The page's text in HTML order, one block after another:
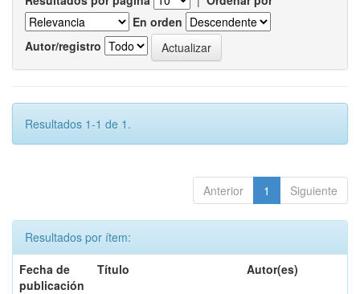
En orden
Autor/registro
Resultados 1-1 de 1.
Anterior 1 Siguiente
Resultados por ítem:
Fecha de
publicación
Título Autor(es)